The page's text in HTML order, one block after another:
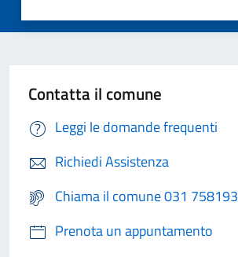
Contatta il comune
Leggi le domande frequenti
Richiedi Assistenza
Chiama il comune 031 758193
Prenota un appuntamento